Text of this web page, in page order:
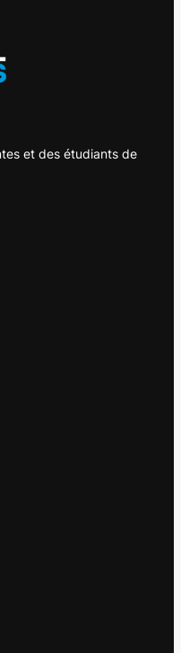
et des étudiants de